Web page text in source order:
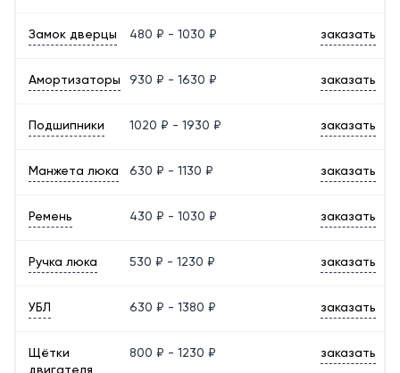
Замок дверцы 480 ₽ - 1030 ₽ заказать
Амортизаторы 930 ₽ - 1630 ₽ заказать
Подшипники 1020 ₽ - 1930 ₽ заказать
Манжета люка 630 ₽ - 1130 ₽ заказать
Ремень 430 ₽ - 1030 ₽ заказать
Ручка люка 530 ₽ - 1230 ₽ заказать
УБЛ 630 ₽ - 1380 ₽ заказать
Щётки
двигателя
800 ₽ - 1230 ₽ заказать